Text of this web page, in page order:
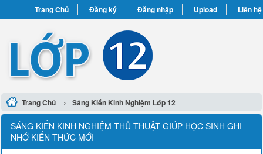
Trang Chủ Đăng ký Đăng nhập Upload Liên hệ
Trang Chủ › Sáng Kiến Kinh Nghiệm Lớp 12
SÁNG KIẾN KINH NGHIỆM THỦ THUẬT GIÚP HỌC SINH GHI
NHỚ KIẾN THỨC MỚI